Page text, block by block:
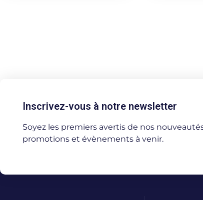
Inscrivez-vous à notre newsletter
Soyez les premiers avertis de nos
promotions et évènements à venir.